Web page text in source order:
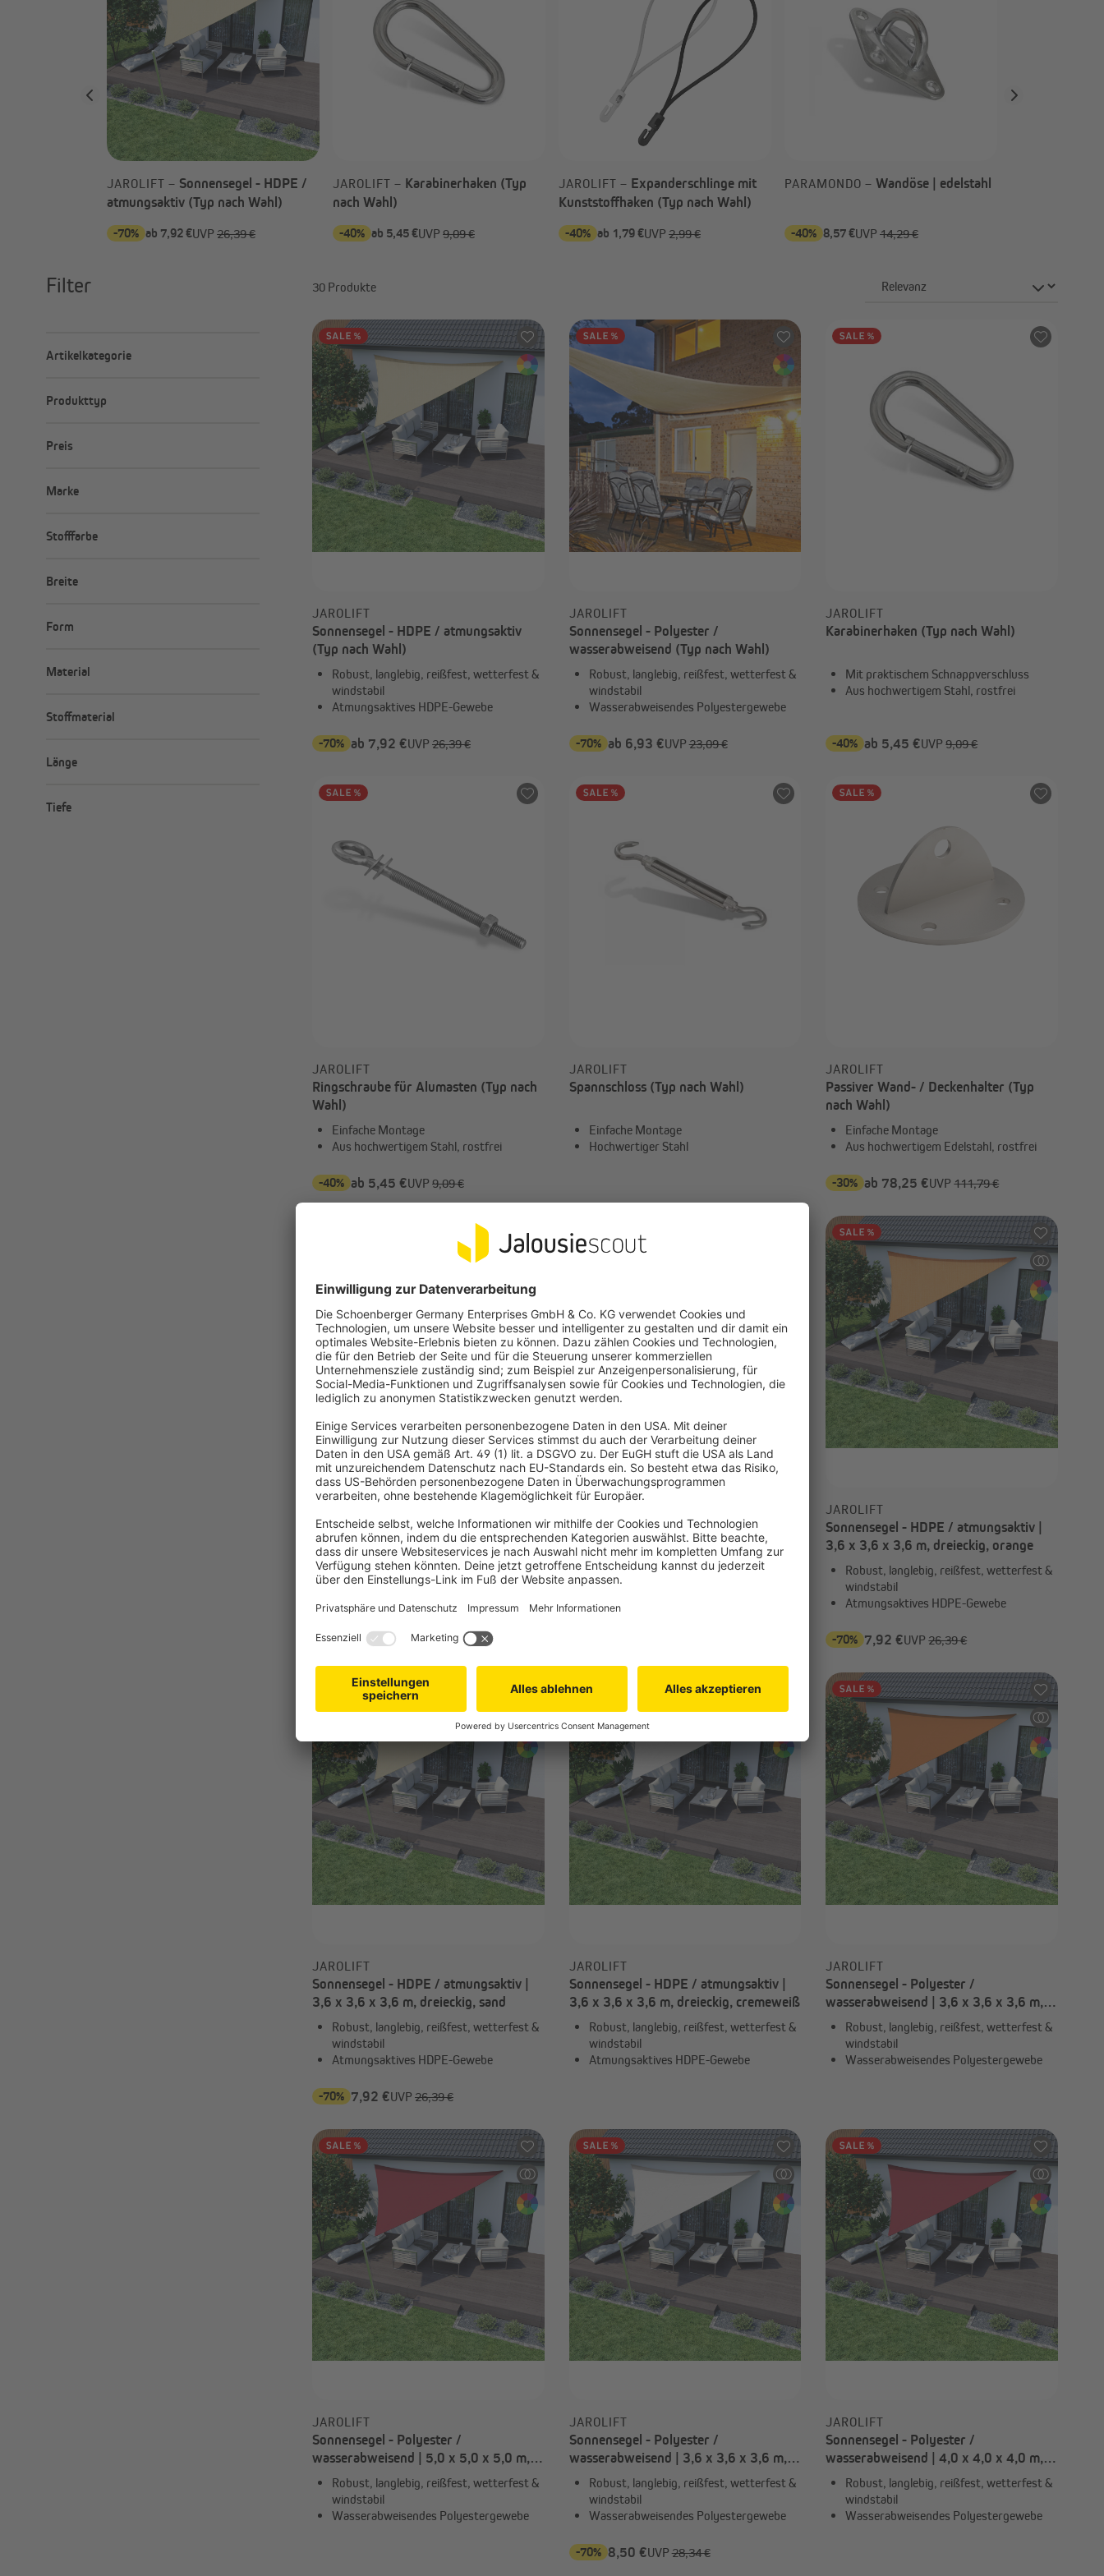
Angebote
Outlet
Alle anzeigen
Pavillons & Zelte
Faltpavillons und Steckpavillons
Sichtschutz
Balkonbespannungen
Sichtschutzmatten
Sichtschutzstreifen
Außenrollos | Senkrechtmarkisen
JAROLIFT – Sonnensegel - HDPE /
atmungsaktiv (Typ nach Wahl)
-70% ab 7,92 €UVP 26,39 €
JAROLIFT – Karabinerhaken (Typ
nach Wahl)
-40% ab 5,45 €UVP 9,09 €
JAROLIFT – Expanderschlinge mit
Kunststoffhaken (Typ nach Wahl)
-40% ab 1,79 €UVP 2,99 €
PARAMONDO – Wandöse | edelstahl
-40% 8,57 €UVP 14,29 €
Filter
Artikelkategorie
Sonnensegel-Zubehör
Produkttyp
Expanderschlingen
Karabinerhaken
Preis
Marke
paramondo
Stofffarbe
Breite
360 cm
500 cm
Form
Quadratisch
Material
feuerverzinkter Stahl
Metallhaken mit Kunststoff
Stoffmaterial
Polyster
Länge
360 cm
Tiefe
30 Produkte
JAROLIFT
Sonnensegel - HDPE / atmungsaktiv
(Typ nach Wahl)
Robust, langlebig, reißfest, wetterfest &
windstabil
Atmungsaktives HDPE-Gewebe
-70% ab 7,92 €UVP 26,39 €
JAROLIFT
Sonnensegel - Polyester /
wasserabweisend (Typ nach Wahl)
Robust, langlebig, reißfest, wetterfest &
windstabil
Wasserabweisendes Polyestergewebe
-70% ab 6,93 €UVP23,09 €
JAROLIFT
Karabinerhaken (Typ nach Wahl)
Mit praktischem Schnappverschluss
Aus hochwertigem Stahl, rostfrei
-40% ab 5,45 €UVP9,09 €
JAROLIFT
Ringschraube für Alumasten (Typ nach
Wahl)
Einfache Montage
Aus hochwertigem Stahl, rostfrei
-40% ab 5,45 €UVP 9,09 €
JAROLIFT
Spannschloss (Typ nach Wahl)
Einfache Montage
Hochwertiger Stahl
JAROLIFT
Passiver Wand- / Deckenhalter (Typ
nach Wahl)
Einfache Montage
Aus hochwertigem Edelstahl, rostfrei
-30% ab 78,25 €UVP111,79 €
Expanderschlinge mit Kunststoffhaken
(Typ nach Wahl)
Witterungs- und UV-beständig, schnelle
Montage
Strapazierfähig durch verstärkte Fasern
-40% ab 1,79 € UVP2,99 €
Sonnensegel - HDPE / atmungsaktiv |
3,6 x 3,6 m, quadratisch, cremeweiß
Robust, langlebig, reißfest, wetterfest &
windstabil
Atmungsaktives HDPE-Gewebe
-70% 14,19 € UVP 47,29 €
JAROLIFT
Sonnensegel - HDPE / atmungsaktiv |
3,6 x 3,6 x 3,6 m, dreieckig, orange
Robust, langlebig, reißfest, wetterfest &
windstabil
Atmungsaktives HDPE-Gewebe
-70% 7,92 €UVP26,39 €
JAROLIFT
Sonnensegel - HDPE / atmungsaktiv |
3,6 x 3,6 x 3,6 m, dreieckig, sand
Robust, langlebig, reißfest, wetterfest &
windstabil
Atmungsaktives HDPE-Gewebe
-70% 7,92 €UVP 26,39 €
JAROLIFT
Sonnensegel - HDPE / atmungsaktiv |
3,6 x 3,6 x 3,6 m, dreieckig, cremeweiß
Robust, langlebig, reißfest, wetterfest &
windstabil
Atmungsaktives HDPE-Gewebe
-70% 7,92 € UVP 26,39 €
JAROLIFT
Sonnensegel - Polyester /
wasserabweisend | 3,6 x 3,6 x 3,6 m,
dreieckig, orange
Robust, langlebig, reißfest, wetterfest &
windstabil
Wasserabweisendes Polyestergewebe
-70% 8,50 € UVP 28,34 €
JAROLIFT
Sonnensegel - Polyester /
wasserabweisend | 5,0 x 5,0 x 5,0 m,
dreieckig, weinrot
Robust, langlebig, reißfest, wetterfest &
windstabil
Wasserabweisendes Polyestergewebe
JAROLIFT
Sonnensegel - Polyester /
wasserabweisend | 3,6 x 3,6 x 3,6 m,
dreieckig, cremeweiß
Robust, langlebig, reißfest, wetterfest &
windstabil
Wasserabweisendes Polyestergewebe
-70% 8,50 €UVP28,34 €
JAROLIFT
Sonnensegel - Polyester /
wasserabweisend | 4,0 x 4,0 x 4,0 m,
dreieckig, weinrot
Robust, langlebig, reißfest, wetterfest &
windstabil
Wasserabweisendes Polyestergewebe